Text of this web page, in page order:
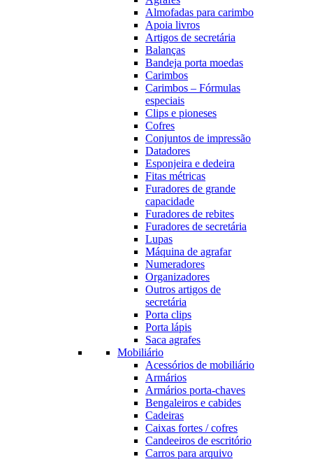
Almofadas para carimbo
Apoia livros
Artigos de secretária
Balanças
Bandeja porta moedas
Carimbos
Carimbos – Fórmulas
especiais
Clips e pioneses
Cofres
Conjuntos de impressão
Datadores
Esponjeira e dedeira
Fitas métricas
Furadores de grande
capacidade
Furadores de rebites
Furadores de secretária
Lupas
Máquina de agrafar
Numeradores
Organizadores
Outros artigos de
secretária
Porta clips
Porta lápis
Saca agrafes
Mobiliário
Acessórios de mobiliário
Armários
Armários porta-chaves
Bengaleiros e cabides
Cadeiras
Caixas fortes / cofres
Candeeiros de escritório
Carros para arquivo